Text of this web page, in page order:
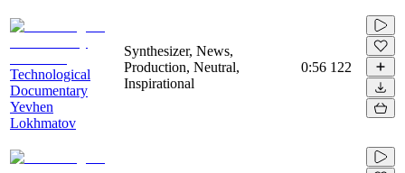
Technological
Documentary
Yevhen
Lokhmatov
Synthesizer, News,
Production, Neutral,
Inspirational
0:56 122